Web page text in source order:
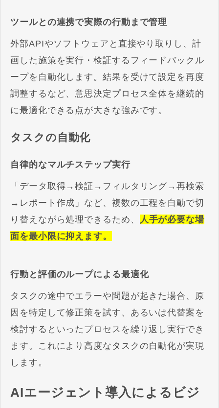
ツールとの連携で実際の行動まで管理
外部APIやソフトウェアと直接やり取りし、計
画した施策を実行・検証するフィードバックル
ープを自動化します。結果を受けて設定を再度
調整するなど、意思決定プロセス全体を継続的
に最適化できる点が大きな強みです。
タスクの自動化
自律的なマルチステップ実行
「データ取得→検証→フィルタリング→再検索
→レポート作成」など、複数の工程を自動で切
り替えながら処理できるため、
人手が必要な場
面を最小限に抑えます。
行動と評価のループによる最適化
タスクの途中でエラーや問題が起きた場合、原
因を特定して修正策を試す、あるいは代替案を
検討するといったプロセスを繰り返し実行でき
ます。これにより高度なタスクの自動化が実現
します。
AIエージェント導入によるビジ